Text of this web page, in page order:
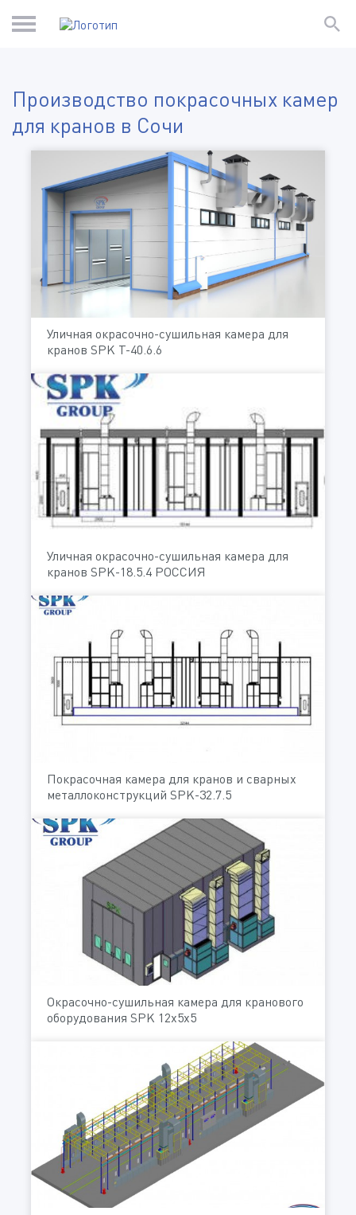
Производство покрасочных камер
для кранов в Сочи
Уличная окрасочно-сушильная камера для
кранов SPK T-40.6.6
Уличная окрасочно-сушильная камера для
кранов SPK-18.5.4 РОССИЯ
Покрасочная камера для кранов и сварных
металлоконструкций SPK-32.7.5
Окрасочно-сушильная камера для кранового
оборудования SPK 12x5x5